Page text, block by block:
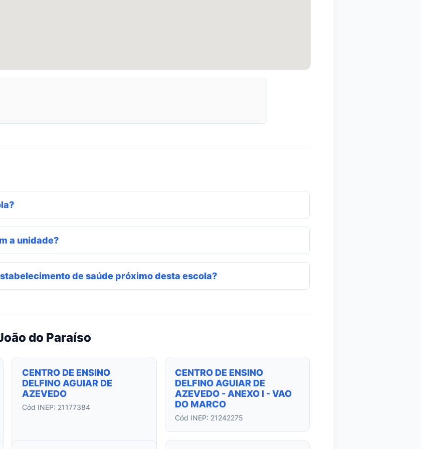
a unidade?
de saúde próximo desta escola?
do Paraíso
CENTRO DE ENSINO
DELFINO AGUIAR DE
AZEVEDO
Cód INEP: 21177384
CENTRO DE ENSINO
DELFINO AGUIAR DE
AZEVEDO - ANEXO I - VAO
DO MARCO
Cód INEP: 21242275